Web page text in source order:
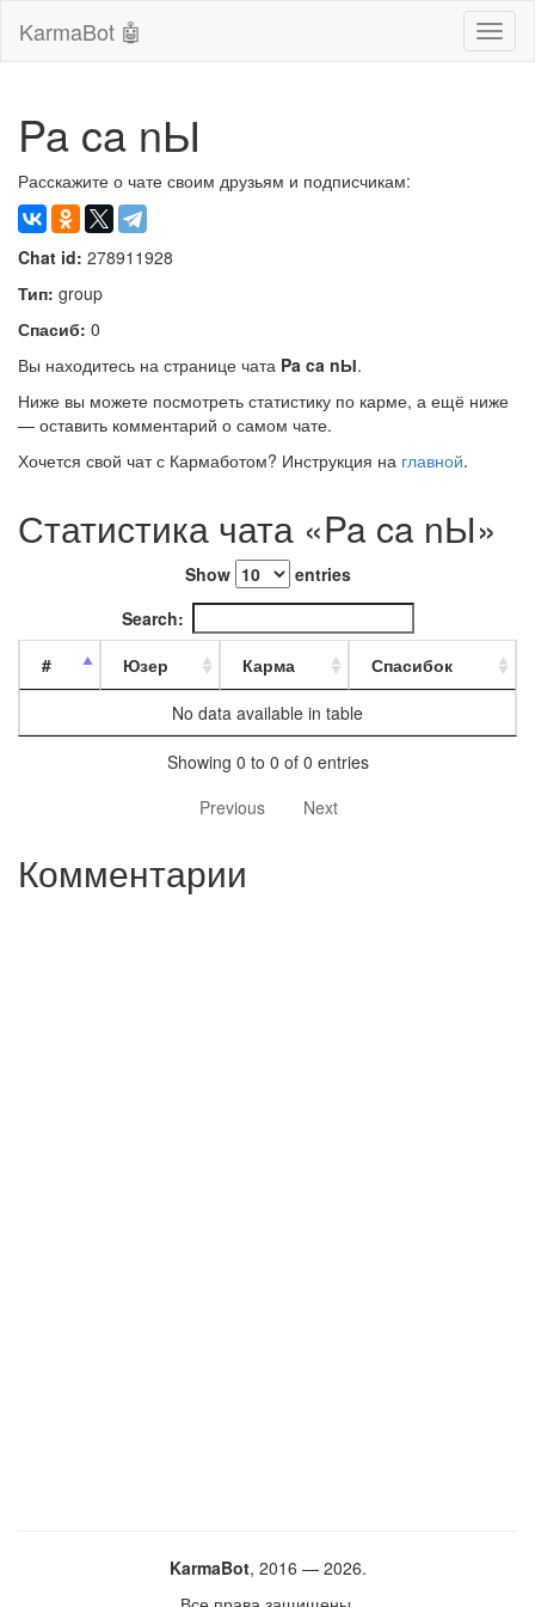
KarmaBot 🤖
Pa ca nЫ
Расскажите о чате своим друзьям и подписчикам:
Chat id: 278911928
Тип: group
Спасиб: 0
Вы находитесь на странице чата Pa ca nЫ.
Ниже вы можете посмотреть статистику по карме, а ещё ниже
— оставить комментарий о самом чате.
Хочется свой чат с Кармаботом? Инструкция на главной.
Статистика чата «Pa ca nЫ»
Show
entries
Search:
#
Юзер Карма
Спасибок
No data available in table
Showing 0 to 0 of 0 entries
Previous
Next
Комментарии
KarmaBot, 2016 — 2026.